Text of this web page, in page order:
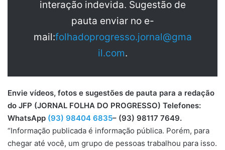
interação indevida. Sugestão de
pauta enviar no e-
mail:folhadoprogresso.jornal@gma
il.com.
Envie vídeos, fotos e sugestões de pauta para a redação
do JFP (JORNAL FOLHA DO PROGRESSO) Telefones:
WhatsApp (93) 98404 6835– (93) 98117 7649.
“Informação publicada é informação pública. Porém, para
chegar até você, um grupo de pessoas trabalhou para isso.